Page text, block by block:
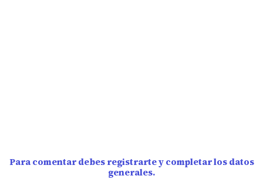
Para comentar debes registrarte y completar los datos
generales.